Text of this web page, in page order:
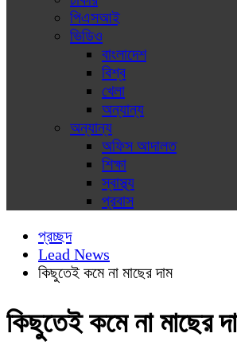
পিএসআই
ভিডিও
বাংলাদেশ
বিশ্ব
খেলা
অন্যান্য
অন্যান্য
অফিস আদালত
শিক্ষা
স্বাস্থ্য
প্রবাস
প্রচ্ছদ
Lead News
কিছুতেই কমে না মাছের দাম
কিছুতেই কমে না মাছের